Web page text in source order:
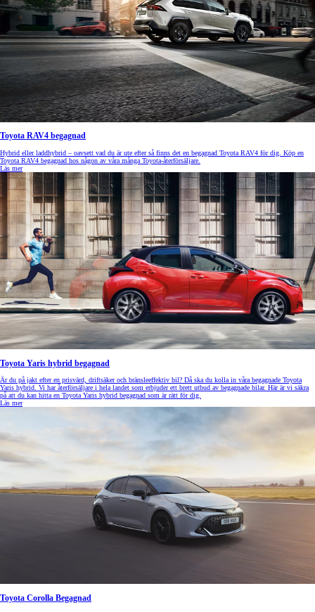
Toyota RAV4 begagnad
Hybrid eller laddhybrid – oavsett vad du är ute efter så finns det en begagnad Toyota RAV4 för dig. Köp en
Toyota RAV4 begagnad hos någon av våra många Toyota-återförsäljare.
Läs mer
Toyota Yaris hybrid begagnad
Är du på jakt efter en prisvärd, driftsäker och bränsleeffektiv bil? Då ska du kolla in våra begagnade Toyota
Yaris hybrid. Vi har återförsäljare i hela landet som erbjuder ett brett utbud av begagnade bilar. Här är vi säkra
på att du kan hitta en Toyota Yaris hybrid begagnad som är rätt för dig.
Läs mer
Toyota Corolla Begagnad